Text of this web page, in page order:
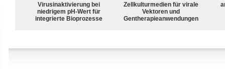
Virusinaktivierung bei
niedrigem pH-Wert für
integrierte Bioprozesse
Zellkulturmedien für virale
Vektoren und
Gentherapieanwendungen